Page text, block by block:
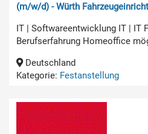
(m/w/d) - Würth
IT | Softwareentwicklung IT | IT
Berufserfahrung Homeoffice
Deutschland
Kategorie: Festanstellung